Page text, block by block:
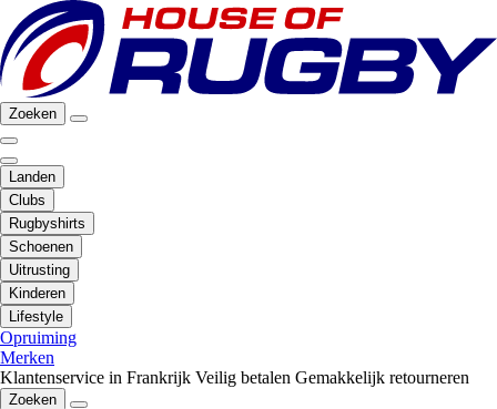
Zoeken
Landen
Clubs
Rugbyshirts
Schoenen
Uitrusting
Kinderen
Lifestyle
Opruiming
Merken
Klantenservice in Frankrijk Veilig betalen Gemakkelijk retourneren
Zoeken